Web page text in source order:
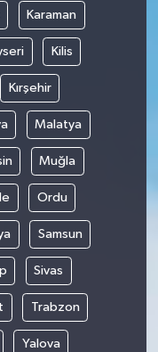
Karaman
Kilis
Kırşehir
Malatya
Muğla
Ordu
Samsun
Sivas
Trabzon
Yalova